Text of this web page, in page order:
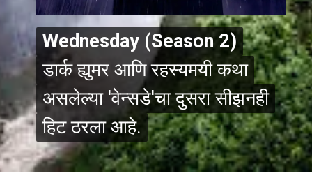
Wednesday (Season 2)
डार्क ह्युमर आणि रहस्यमयी कथा
असलेल्या 'वेन्सडे'चा दुसरा सीझनही
हिट ठरला आहे.
Wednesday (Season 2)
डार्क ह्युमर आणि रहस्यमयी कथा
असलेल्या 'वेन्सडे'चा दुसरा सीझनही
हिट ठरला आहे.